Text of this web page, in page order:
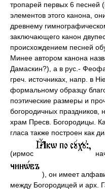
тропарей первых 6 песней
элементов этого канона,
древнему
заключающего канон
происхождением песней
Минее автором канона
Дамаскин?), а в рус.-
греч. источниках, напр. в
формальному образцу
поэтические размеры и
богородичных праздников,
храм Пресв. Богородицы.
гласа также построен как
(ирмос
), он имеет
между Богородицей и арх.